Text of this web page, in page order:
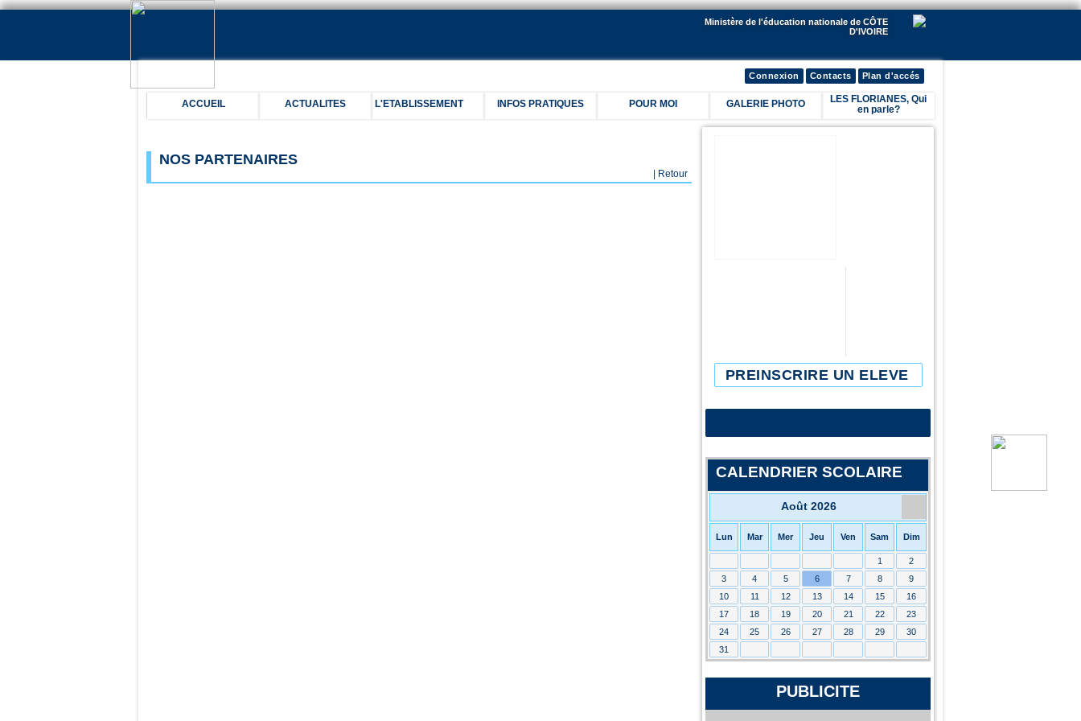
Ministère de l'éducation nationale de CÔTE
D'IVOIRE
Connexion Contacts Plan d'accés
ACCUEIL ACTUALITES L'ETABLISSEMENT INFOS PRATIQUES POUR MOI GALERIE PHOTO
LES FLORIANES, Qui
en parle?
NOS PARTENAIRES
| Retour
PREINSCRIRE UN ELEVE
CALENDRIER SCOLAIRE
Août 2026
Lun Mar Mer Jeu Ven Sam Dim
1
2
3
4 5 6 7 8
9
10
11 12 13 14 15
16
17
18 19 20 21 22
23
24
25 26 27 28 29
30
31
PUBLICITE